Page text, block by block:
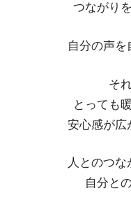
つながり
自分の声を
そ
とっても
安心感が広
人とのつ
自分と